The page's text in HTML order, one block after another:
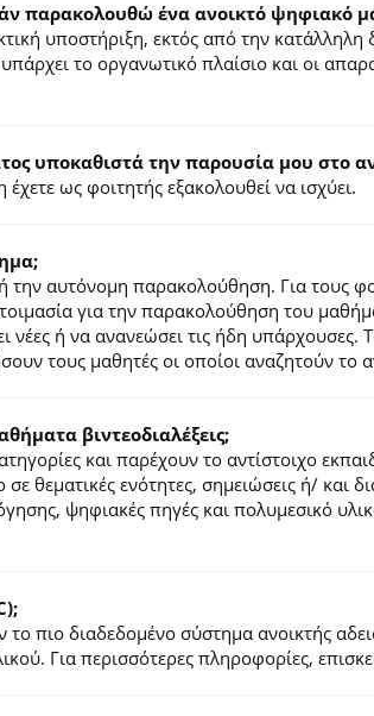
παρακολουθώ ένα ανοικτό ψηφιακό
υποστήριξη, εκτός από την
το οργανωτικό πλαίσιο και οι
υποκαθιστά την παρουσία μου στο
ως φοιτητής εξακολουθεί να ισχύει.
αυτόνομη παρακολούθηση. Για τους
για την παρακολούθηση του
νέες ή να ανανεώσει τις ήδη
τους μαθητές οι οποίοι αναζητούν το
βιντεοδιαλέξεις;
και παρέχουν το αντίστοιχο
σε θεματικές ενότητες, σημειώσεις ή/
ψηφιακές πηγές και πολυμεσικό
το πιο διαδεδομένο σύστημα ανοικτής
Για περισσότερες πληροφορίες,